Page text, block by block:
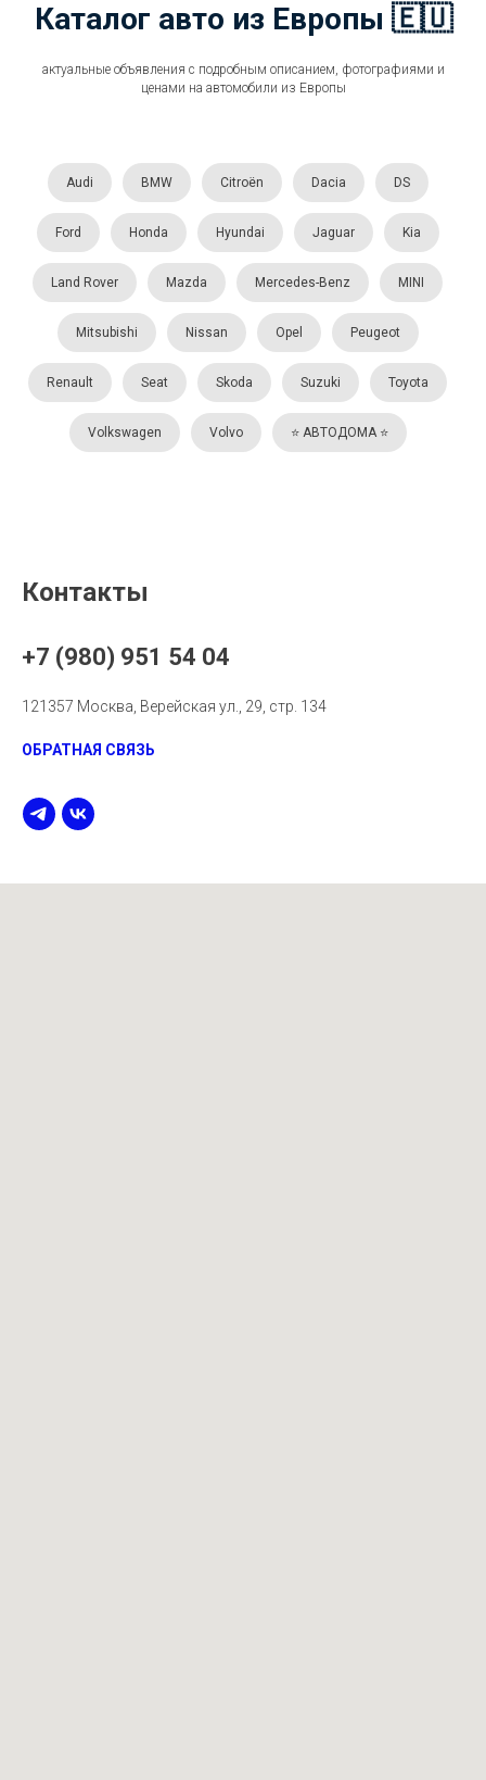
Каталог авто из Европы 🇪🇺
актуальные объявления с подробным описанием, фотографиями и
ценами на автомобили из Европы
Audi BMW Citroën Dacia DS
Ford Honda Hyundai Jaguar Kia
Land Rover Mazda Mercedes-Benz MINI
Mitsubishi Nissan Opel Peugeot
Renault Seat Skoda Suzuki Toyota
Volkswagen Volvo ⭐️ АВТОДОМА ⭐️
Контакты
+7 (980) 951 54 04
121357 Москва, Верейская ул., 29, стр. 134
ОБРАТНАЯ СВЯЗЬ